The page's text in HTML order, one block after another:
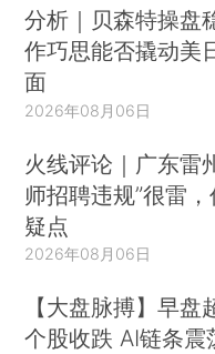
分析｜贝森特操盘
作巧思能否撬动美
面
2026年08月06日
火线评论｜广东雷
师招聘违规”很雷
疑点
2026年08月06日
【大盘脉搏】早盘
个股收跌 AI链条震